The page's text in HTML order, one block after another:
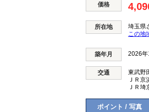
価格
所在地
埼玉県
この地
築年月 2026
交通 東武野
ＪＲ京
ＪＲ埼
ポイント / 写真